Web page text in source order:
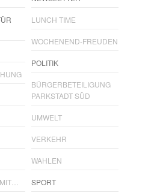
LUNCH TIME
WOCHENEND-FREUDEN
POLITIK
BÜRGERBETEILIGUNG
PARKSTADT SÜD
UMWELT
VERKEHR
WAHLEN
SPORT